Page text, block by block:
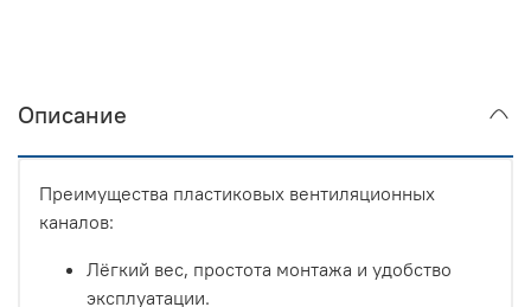
Описание
Преимущества пластиковых вентиляционных
каналов:
Лёгкий вес, простота монтажа и удобство
эксплуатации.